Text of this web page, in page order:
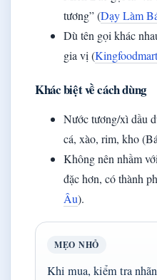
tương” (Dạy Làm
Dù tên gọi khác
gia vị (Kingfoodmart
Khác biệt về cách dùng
Nước tương/xì dầu
cá, xào, rim, kho
Không nên nhầm
đặc hơn, có thành
Âu).
MẸO NHỎ
Khi mua, kiểm tra